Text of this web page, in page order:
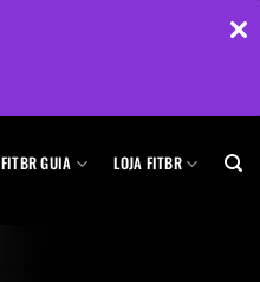
FITBR GUIA LOJA FITBR